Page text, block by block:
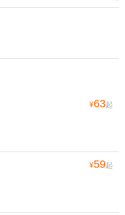
¥63起
¥59起